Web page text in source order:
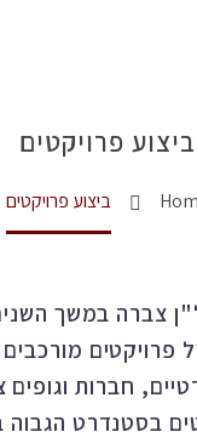
ביצוע פרויקטים
ביצוע פרויקטים
צברה במשך השנים
פרויקטים
חברות וגופים
בסטנדרט הגבוה